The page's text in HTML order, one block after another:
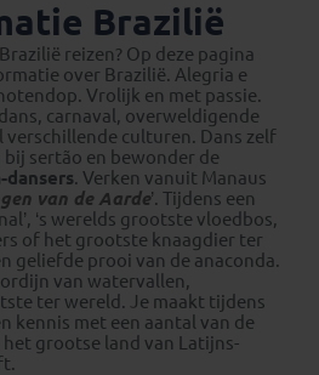
Brazilië
reizen? Op deze pagina
over Brazilië. Alegria e
Vrolijk en met passie.
carnaval, overweldigende
culturen. Dans zelf
bij sertão en bewonder de
dansers. Verken vanuit Manaus
van de Aarde’. Tijdens een
‘s werelds grootste vloedbos,
of het grootste knaagdier ter
geliefde prooi van de anaconda.
van watervallen,
ter wereld. Je maakt tijdens
kennis met een aantal van de
grootse land van Latijns-